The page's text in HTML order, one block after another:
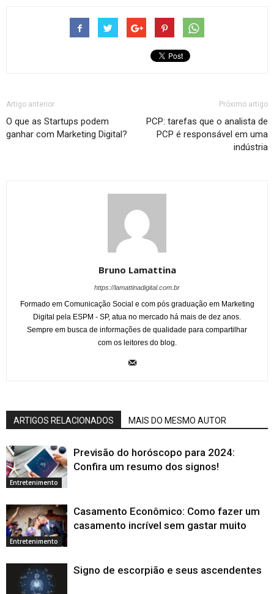
Artigo anterior
O que as Startups podem
ganhar com Marketing Digital?
Próximo artigo
PCP: tarefas que o analista de
PCP é responsável em uma
indústria
Bruno Lamattina
https://lamattinadigital.com.br
Formado em Comunicação Social e com pós graduação em Marketing
Digital pela ESPM - SP, atua no mercado há mais de dez anos.
Sempre em busca de informações de qualidade para compartilhar
com os leitores do blog.
ARTIGOS RELACIONADOS MAIS DO MESMO AUTOR
Entretenimento
Previsão do horóscopo para 2024:
Confira um resumo dos signos!
Entretenimento
Casamento Econômico: Como fazer um
casamento incrível sem gastar muito
Signo de escorpião e seus ascendentes